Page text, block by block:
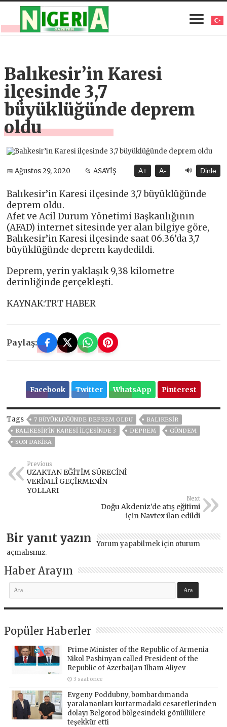
Balıkesir’in Karesi
ilçesinde 3,7
büyüklüğünde deprem
oldu
📅 Ağustos 29, 2020 📂 ASAYİŞ A+ A- 🔊 Dinle
Balıkesir’in Karesi ilçesinde 3,7 büyüklüğünde
deprem oldu.
Afet ve Acil Durum Yönetimi Başkanlığının
(AFAD) internet sitesinde yer alan bilgiye göre,
Balıkesir’in Karesi ilçesinde saat 06.36’da 3,7
büyüklüğünde deprem kaydedildi.
Deprem, yerin yaklaşık 9,38 kilometre
derinliğinde gerçekleşti.
KAYNAK:TRT HABER
Paylaş:
Facebook Twitter WhatsApp Pinterest
Tags 7 BÜYÜKLÜĞÜNDE DEPREM OLDU
BALIKESİR
BALIKESIR'IN KARESI ILÇESINDE 3
DEPREM
GÜNDEM
SON DAKIKA
Previous
UZAKTAN EĞİTİM SÜRECİNİ
VERİMLİ GEÇİRMENİN
YOLLARI
Next
Doğu Akdeniz’de atış eğitimi
için Navtex ilan edildi
Bir yanıt yazın Yorum yapabilmek için oturum
açmalısınız.
Haber Arayın
Popüler Haberler
Prime Minister of the Republic of Armenia
Nikol Pashinyan called President of the
Republic of Azerbaijan Ilham Aliyev
3 saat önce
Evgeny Poddubny, bombardımanda
yaralananları kurtarmadaki cesaretlerinden
dolayı Belgorod bölgesindeki gönüllülere
teşekkür etti